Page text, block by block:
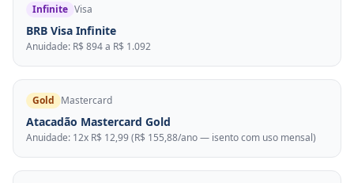
Infinite Visa
BRB Visa Infinite
Anuidade: R$ 894 a R$ 1.092
Gold Mastercard
Atacadão Mastercard Gold
Anuidade: 12x R$ 12,99 (R$ 155,88/ano — isento com uso mensal)